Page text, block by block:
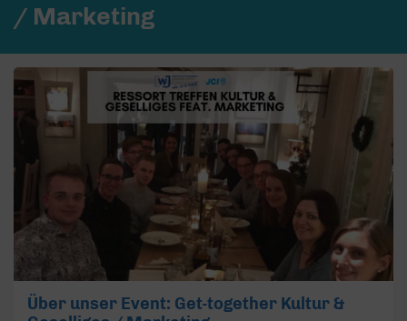
/ Marketing
Über unser Event: Get-together Kultur &